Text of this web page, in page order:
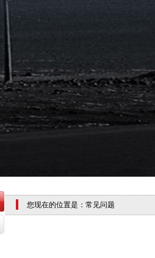
您现在的位置是：常见问题